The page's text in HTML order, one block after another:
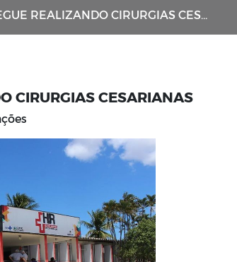
REALIZANDO CIRURGIAS CESARIANAS
CIRURGIAS CESARIANAS